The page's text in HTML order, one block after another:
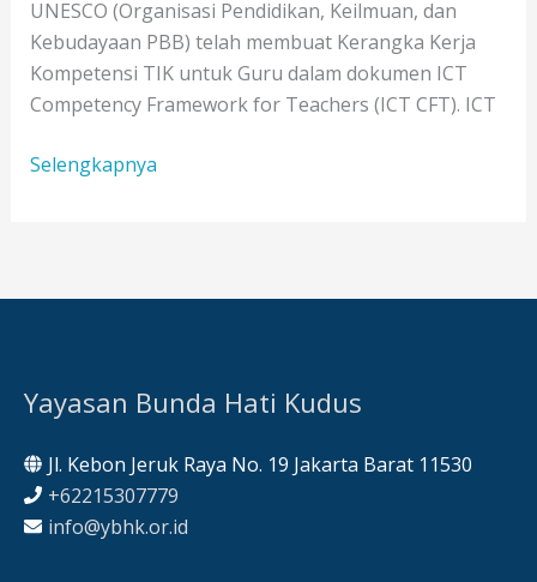
UNESCO (Organisasi Pendidikan, Keilmuan, dan
Kebudayaan PBB) telah membuat Kerangka Kerja
Kompetensi TIK untuk Guru dalam dokumen ICT
Competency Framework for Teachers (ICT CFT). ICT
Kerangka
Selengkapnya
Yayasan Bunda Hati Kudus
Jl. Kebon Jeruk Raya No. 19 Jakarta Barat 11530
+62215307779
info@ybhk.or.id